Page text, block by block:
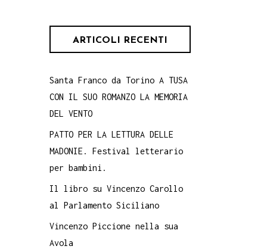
ARTICOLI RECENTI
Santa Franco da Torino A TUSA
CON IL SUO ROMANZO LA MEMORIA
DEL VENTO
PATTO PER LA LETTURA DELLE
MADONIE. Festival letterario
per bambini.
Il libro su Vincenzo Carollo
al Parlamento Siciliano
Vincenzo Piccione nella sua
Avola